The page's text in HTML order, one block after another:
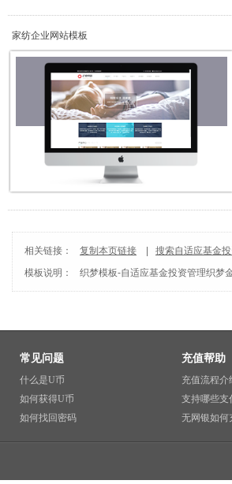
家纺企业网站模板
相关链接： 复制本页链接 搜索自适应基金
模板说明：
织梦模板-自适应基金投资管理织梦
常见问题
什么是U币
如何获得U币
如何找回密码
充值帮助
充值流程介
支持哪些支
无网银如何